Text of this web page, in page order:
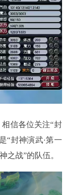
信各位关注“封
“封神演武·第一
之战”的队伍。